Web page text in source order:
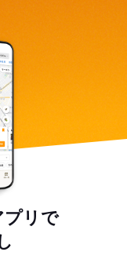
プリで